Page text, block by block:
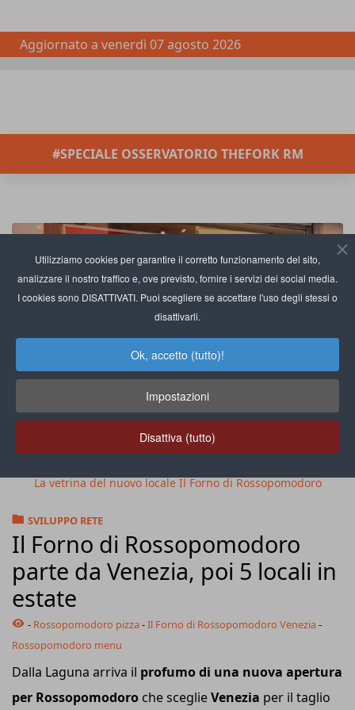
Utilizziamo cookies per garantire il corretto funzionamento del sito,
analizzare il nostro traffico e, ove previsto, fornire i servizi dei social media.
I cookies sono DISATTIVATI. Puoi scegliere se accettare l'uso degli stessi o
disattivarli.
Ok, accetto (tutto)!
Impostazioni
Disattiva (tutto)
Aggiornato a venerdì 07 agosto 2026
#SPECIALE OSSERVATORIO THEFORK RM
La vetrina del nuovo locale Il Forno di Rossopomodoro
SVILUPPO RETE
Il Forno di Rossopomodoro
parte da Venezia, poi 5 locali in
estate
- Rossopomodoro pizza -Il Forno di Rossopomodoro Venezia -
Rossopomodoro menu
Dalla Laguna arriva il profumo di una nuova apertura
per Rossopomodoro che sceglieVenezia per il taglio